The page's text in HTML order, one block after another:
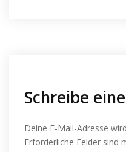
Schreibe
Deine E-Mail-Adresse
Erforderliche Felder sind